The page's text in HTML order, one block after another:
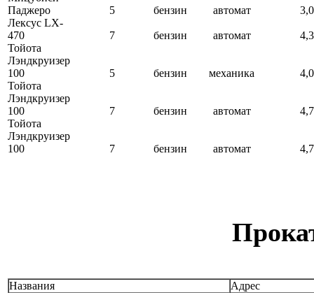
Паджеро
5 бензин автомат
3,0
Лексус LX-
470
7 бензин автомат
4,3
Тойота
Лэндкруизер
100
5 бензин механика
4,0
Тойота
Лэндкруизер
100
7 бензин автомат
4,7
Тойота
Лэндкруизер
100
7 бензин автомат 4,7
Названия
Адрес